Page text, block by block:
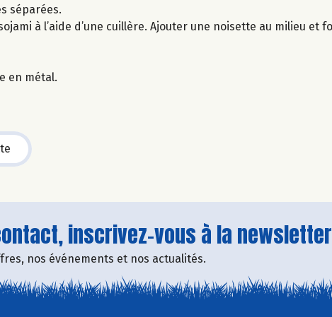
séparées.
à l’aide d’une cuillère. Ajouter une noisette au milieu et
en métal.
inscrivez-vous à la
nos événements et nos actualités.